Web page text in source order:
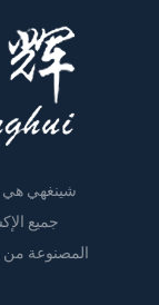
شينغهي هي
جميع
المصنوعة من